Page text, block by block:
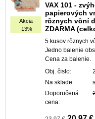
Akcia
-13%
VAX 101 -
papierových
rôznych vôní
ZDARMA
5 kusov rôznych
Jedno balenie
Cena za balenie.
Obj. čislo:
Na sklade:
Doporučená
cena: